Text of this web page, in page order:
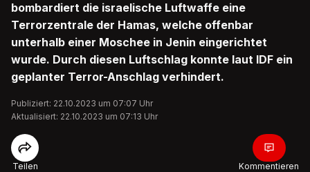
bombardiert die israelische Luftwaffe eine
Terrorzentrale der Hamas, welche offenbar
unterhalb einer Moschee in Jenin eingerichtet
wurde. Durch diesen Luftschlag konnte laut IDF ein
geplanter Terror-Anschlag verhindert.
Publiziert: 22.10.2023 um 07:07 Uhr
Aktualisiert: 22.10.2023 um 07:13 Uhr
Teilen Kommentieren